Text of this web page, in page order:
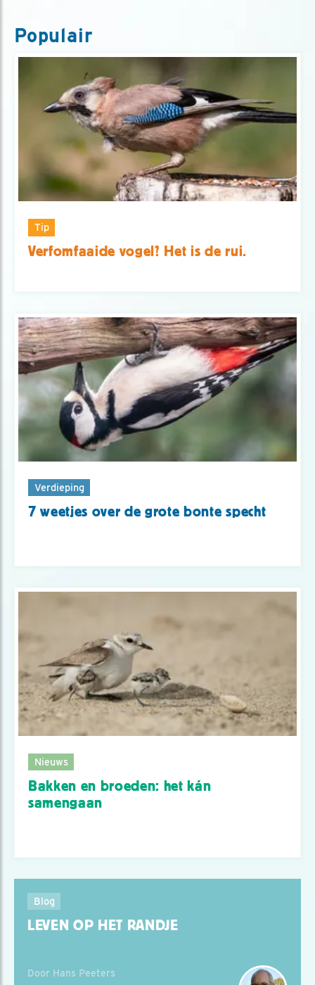
Populair
Tip
Verfomfaaide vogel? Het is de rui.
Verdieping
7 weetjes over de grote bonte specht
Nieuws
Bakken en broeden: het kán
samengaan
Blog
LEVEN OP HET RANDJE
Door Hans Peeters